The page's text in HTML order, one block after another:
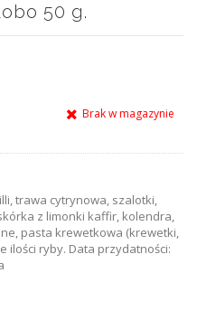
50 g.
Brak w magazynie
trawa cytrynowa, szalotki,
z limonki kaffir, kolendra,
pasta krewetkowa (krewetki,
ilości ryby. Data przydatności: